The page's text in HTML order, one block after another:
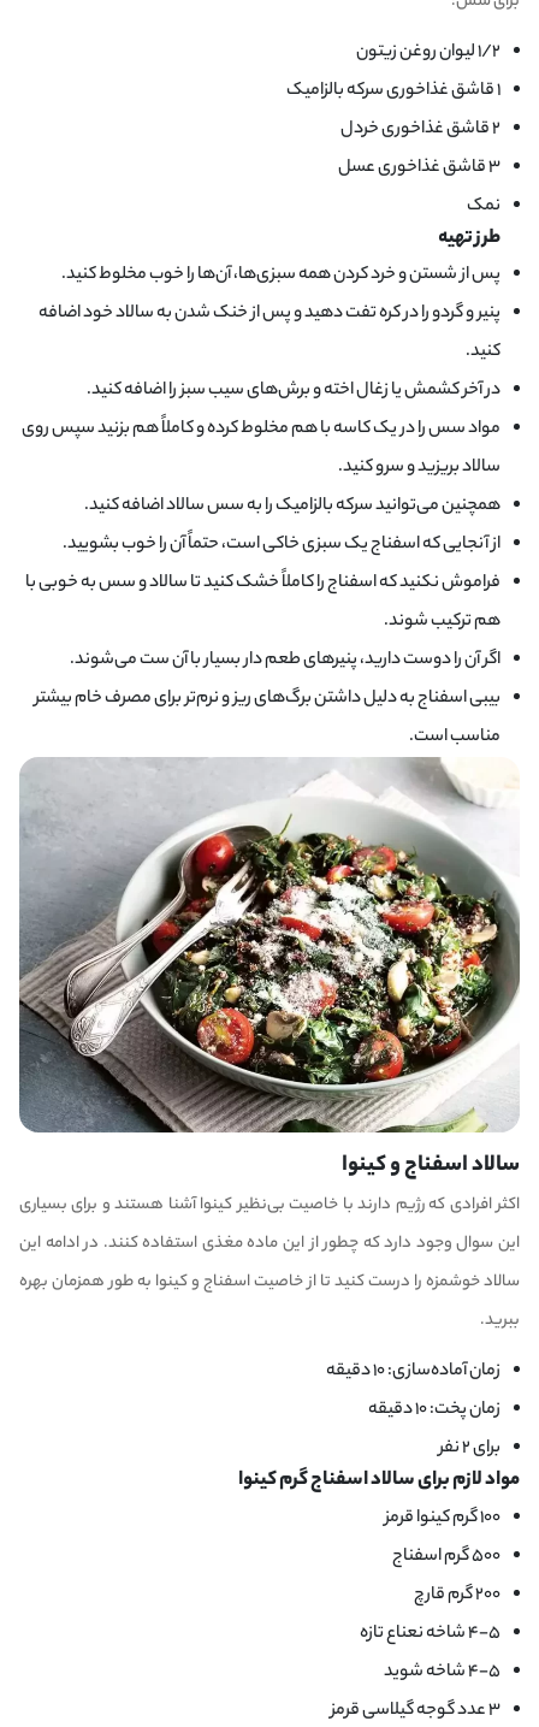
۱/۲ لیوان روغن زیتون
۱ قاشق غذاخوری سرکه بالزامیک
۲ قاشق غذاخوری خردل
۳ قاشق غذاخوری عسل
نمک
طرز تهیه
پس از شستن و خرد کردن همه سبزی‌ها، آن‌ها را خوب مخلوط کنید.
پنیر و گردو را در کره تفت دهید و پس از خنک شدن به سالاد خود اضافه
کنید.
در آخر کشمش یا زغال اخته و برش‌های سیب سبز را اضافه کنید.
مواد سس را در یک کاسه با هم مخلوط کرده و کاملاً هم بزنید سپس روی
سالاد بریزید و سرو کنید.
همچنین می‌توانید سرکه بالزامیک را به سس سالاد اضافه کنید.
از آنجایی که اسفناج یک سبزی خاکی است، حتماً آن را خوب بشویید.
فراموش نکنید که اسفناج را کاملاً خشک کنید تا سالاد و سس به خوبی با
هم ترکیب شوند.
اگر آن را دوست دارید، پنیر‌های طعم دار بسیار با آن ست می‌شوند.
بیبی اسفناج به دلیل داشتن برگ‌های ریز و نرم‌تر برای مصرف خام بیشتر
مناسب است.
سالاد اسفناج و کینوا
اکثر افرادی که رژیم دارند با خاصیت بی‌نظیرکینواآشنا هستند و برای بسیاری
این سوال وجود دارد که چطور از این ماده مغذی استفاده کنند. در ادامه این
سالاد خوشمزه را درست کنید تا از خاصیت اسفناج و کینوا به طور همزمان بهره
ببرید.
زمان آماده‌سازی: ۱۰ دقیقه
زمان پخت: ۱۰ دقیقه
برای ۲ نفر
مواد لازم برای سالاد اسفناج گرم کینوا
۱۰۰ گرم کینوا قرمز
۵۰۰ گرم اسفناج
۲۰۰ گرم قارچ
۴-۵ شاخه نعناع تازه
۴-۵ شاخه شوید
۳ عدد گوجه گیلاسی قرمز